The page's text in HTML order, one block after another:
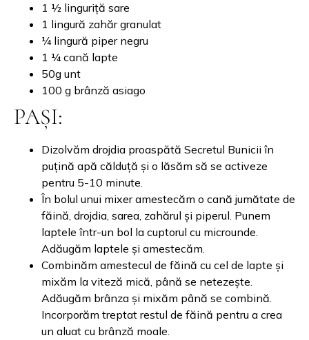
1 ½ linguriță sare
1 lingură zahăr granulat
¼ lingură piper negru
1 ¼ cană lapte
50g unt
100 g brânză asiago
PAȘI:
Dizolvăm drojdia proaspătă Secretul Bunicii în
puțină apă călduță și o lăsăm să se activeze
pentru 5-10 minute.
În bolul unui mixer amestecăm o cană jumătate de
făină, drojdia, sarea, zahărul și piperul. Punem
laptele într-un bol la cuptorul cu microunde.
Adăugăm laptele și amestecăm.
Combinăm amestecul de făină cu cel de lapte și
mixăm la viteză mică, până se netezește.
Adăugăm brânza și mixăm până se combină.
Incorporăm treptat restul de făină pentru a crea
un aluat cu brânză moale.